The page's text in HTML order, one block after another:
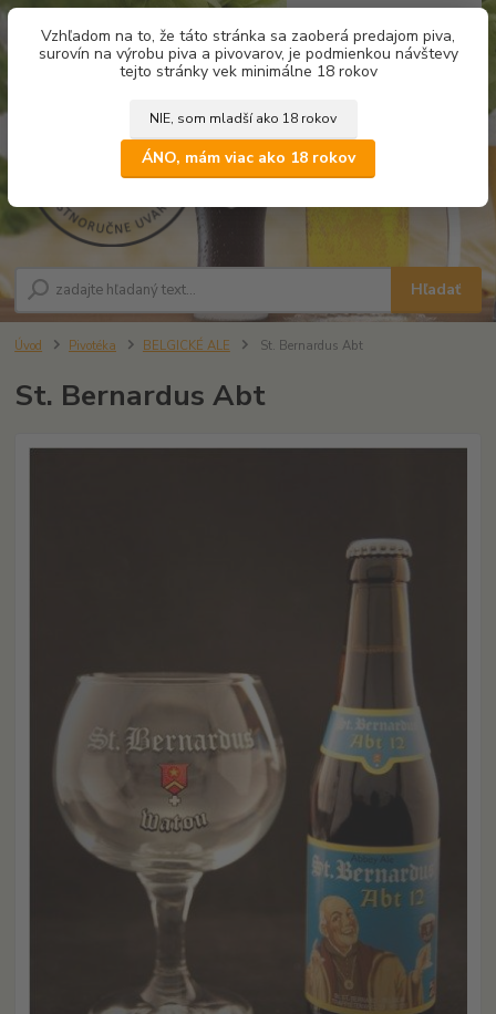
Vzhľadom na to, že táto stránka sa zaoberá predajom piva,
surovín na výrobu piva a pivovarov, je podmienkou návštevy
tejto stránky vek minimálne 18 rokov
NIE, som mladší ako 18 rokov
ÁNO, mám viac ako 18 rokov
Hľadať
za0,00 €
Úvod Pivotéka BELGICKÉ ALE St. Bernardus Abt
St. Bernardus Abt